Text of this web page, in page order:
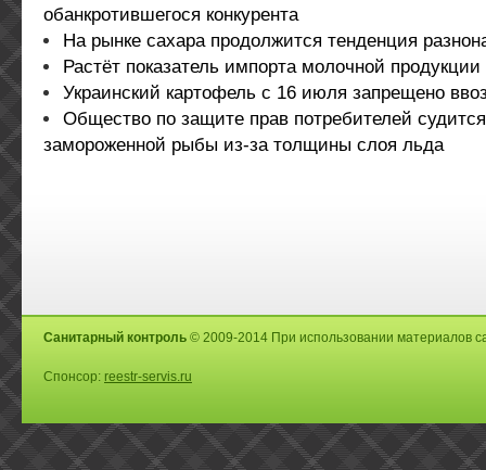
обанкротившегося конкурента
На рынке сахара продолжится тенденция
Растёт показатель импорта молочной
Украинский картофель с 16 июля запрещено
Общество по защите прав потребителей
замороженной рыбы из-за толщины слоя льда
Санитарный контроль © 2009-2014 При использовании материалов
Спонсор: reestr-servis.ru